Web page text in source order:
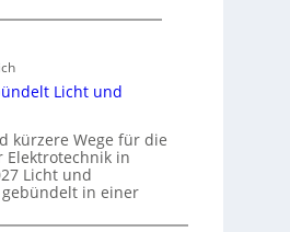
Licht und
kürzere Wege für die
Elektrotechnik in
Licht und
in einer